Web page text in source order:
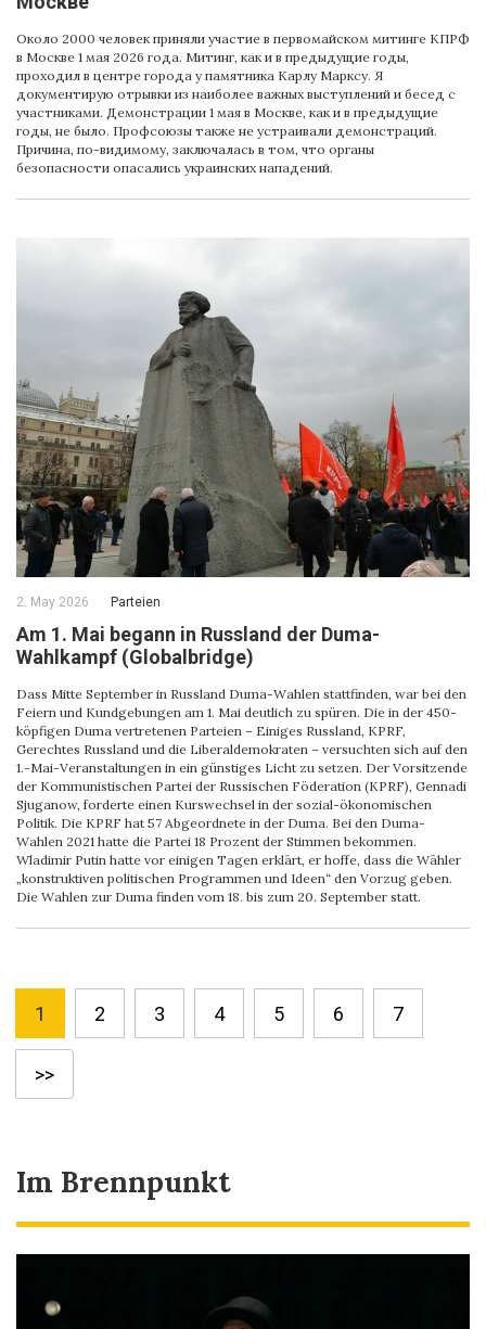
Около 2000 человек приняли участие в первомайском митинге КПРФ
в Москве 1 мая 2026 года. Митинг, как и в предыдущие годы,
проходил в центре города у памятника Карлу Марксу. Я
документирую отрывки из наиболее важных выступлений и бесед с
участниками. Демонстрации 1 мая в Москве, как и в предыдущие
годы, не было. Профсоюзы также не устраивали демонстраций.
Причина, по-видимому, заключалась в том, что органы
безопасности опасались украинских нападений.
2. May 2026 Parteien
Am 1. Mai begann in Russland der Duma-
Wahlkampf (Globalbridge)
Dass Mitte September in Russland Duma-Wahlen stattfinden, war bei den
Feiern und Kundgebungen am 1. Mai deutlich zu spüren. Die in der 450-
köpfigen Duma vertretenen Parteien – Einiges Russland, KPRF,
Gerechtes Russland und die Liberaldemokraten – versuchten sich auf den
1.-Mai-Veranstaltungen in ein günstiges Licht zu setzen. Der Vorsitzende
der Kommunistischen Partei der Russischen Föderation (KPRF), Gennadi
Sjuganow, forderte einen Kurswechsel in der sozial-ökonomischen
Politik. Die KPRF hat 57 Abgeordnete in der Duma. Bei den Duma-
Wahlen 2021 hatte die Partei 18 Prozent der Stimmen bekommen.
Wladimir Putin hatte vor einigen Tagen erklärt, er hoffe, dass die Wähler
„konstruktiven politischen Programmen und Ideen“ den Vorzug geben.
Die Wahlen zur Duma finden vom 18. bis zum 20. September statt.
1 2 3 4 5 6 7
>>
Im Brennpunkt